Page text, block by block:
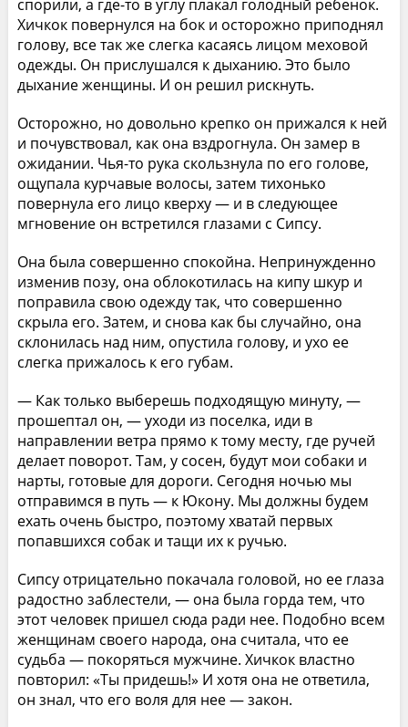
спорили, а где-то в углу плакал голодный ребенок.
Хичкок повернулся на бок и осторожно приподнял
голову, все так же слегка касаясь лицом меховой
одежды. Он прислушался к дыханию. Это было
дыхание женщины. И он решил рискнуть.
Осторожно, но довольно крепко он прижался к ней
и почувствовал, как она вздрогнула. Он замер в
ожидании. Чья-то рука скользнула по его голове,
ощупала курчавые волосы, затем тихонько
повернула его лицо кверху — и в следующее
мгновение он встретился глазами с Сипсу.
Она была совершенно спокойна. Непринужденно
изменив позу, она облокотилась на кипу шкур и
поправила свою одежду так, что совершенно
скрыла его. Затем, и снова как бы случайно, она
склонилась над ним, опустила голову, и ухо ее
слегка прижалось к его губам.
— Как только выберешь подходящую минуту, —
прошептал он, — уходи из поселка, иди в
направлении ветра прямо к тому месту, где ручей
делает поворот. Там, у сосен, будут мои собаки и
нарты, готовые для дороги. Сегодня ночью мы
отправимся в путь — к Юкону. Мы должны будем
ехать очень быстро, поэтому хватай первых
попавшихся собак и тащи их к ручью.
Сипсу отрицательно покачала головой, но ее глаза
радостно заблестели, — она была горда тем, что
этот человек пришел сюда ради нее. Подобно всем
женщинам своего народа, она считала, что ее
судьба — покоряться мужчине. Хичкок властно
повторил: «Ты придешь!» И хотя она не ответила,
он знал, что его воля для нее — закон.